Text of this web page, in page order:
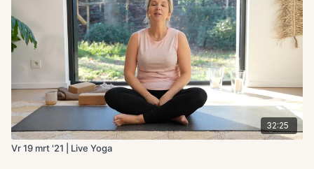
32:25
Vr 19 mrt '21 | Live Yoga